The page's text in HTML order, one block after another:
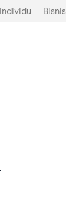
Individu Bisnis